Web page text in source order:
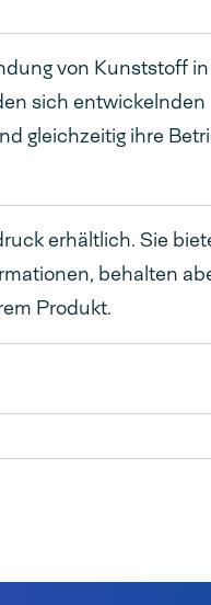
von Kunststoff
sich entwickelnden
gleichzeitig ihre
erhältlich. Sie
behalten
Produkt.